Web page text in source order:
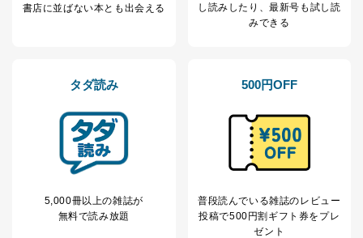
書店に並ばない本とも出会える
し読み したり、最新号も試し読
みできる
タダ読み
5,000冊以上の雑誌が
無料で読み放題
500円OFF
普段読んでいる雑誌のレビュー
投稿で500円割ギフト券をプレ
ゼント